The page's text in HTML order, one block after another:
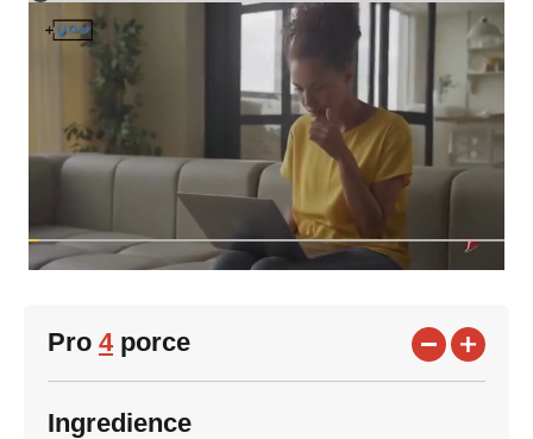
Pro 4porce
Ingredience